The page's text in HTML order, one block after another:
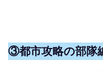
③都市攻略の部隊